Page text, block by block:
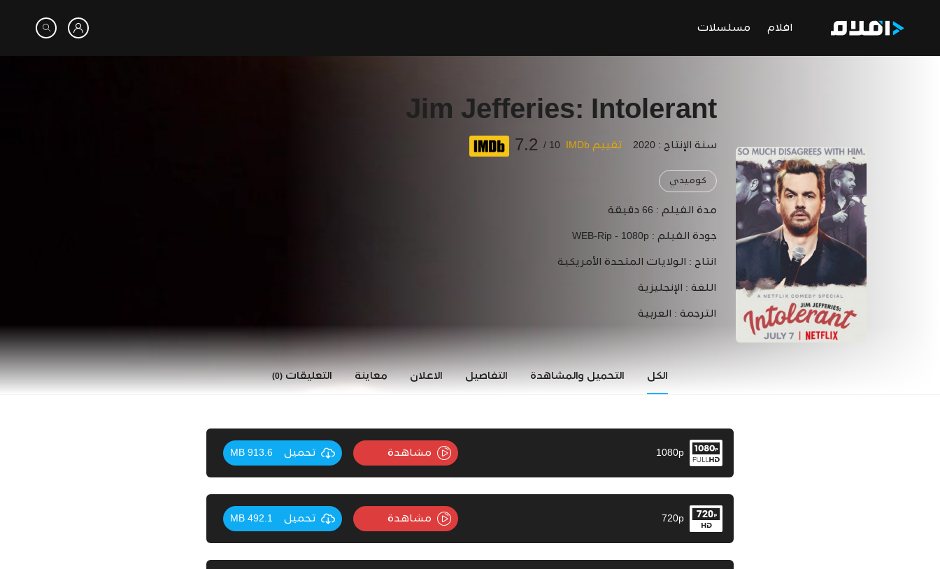
افلام مسلسلات
Jim Jefferies: Intolerant
سنة الإنتاج : 2020 تقييم IMDb 10 /
7.2
كوميدي
مدة الفيلم : 66 دقيقة
جودة الفيلم : WEB-Rip - 1080p
انتاج : الولايات المتحدة الأمريكية
اللغة : الإنجليزية
الترجمة : العربية
الكل التحميل والمشاهدة التفاصيل الاعلان معاينة التعليقات (0)
1080p مشاهدة تحميل 913.6 MB
720p مشاهدة تحميل 492.1 MB